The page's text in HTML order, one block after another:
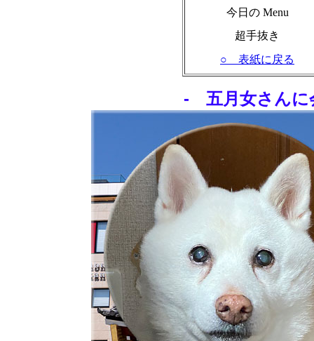
今日の Menu
超手抜き
○ 表紙に戻る
- 五月女さんに